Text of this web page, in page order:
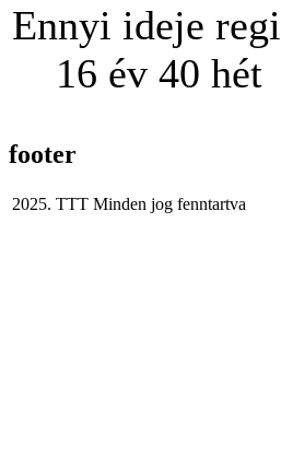
Ennyi ideje
16 év 40 hét
footer
2025. TTT Minden jog fenntartva